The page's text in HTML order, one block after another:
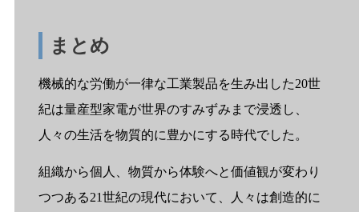
まとめ
機械的な労働が一律な工業製品を生み出した20世
紀は量産型家電が世界のすみずみまで浸透し、
人々の生活を物質的に豊かにする時代でした。
組織から個人、物質から体験へと価値観が変わり
つつある21世紀の現代において、人々は創造的に